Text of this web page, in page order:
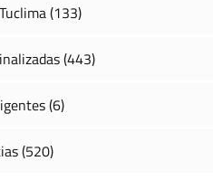
(133)
(443)
(6)
(520)